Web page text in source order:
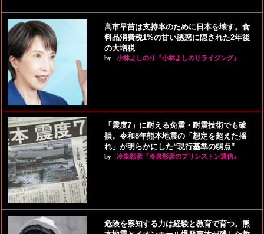
高市早苗は支持率のために日本を壊す。食
料品消費税1%の甘い誘惑に隠された2年後
の大増税
by 小林よしのり『小林よしのりライジング』
「震度7」に耐える免震・耐震技術でも破
損。令和8年熊本地震の「想定を超えた揺
れ」が明らかにした“現行基準の弱点”
by 冷泉彰彦『冷泉彰彦のプリンストン通信』
危険を察知する力は経験と教育で育つ。熊